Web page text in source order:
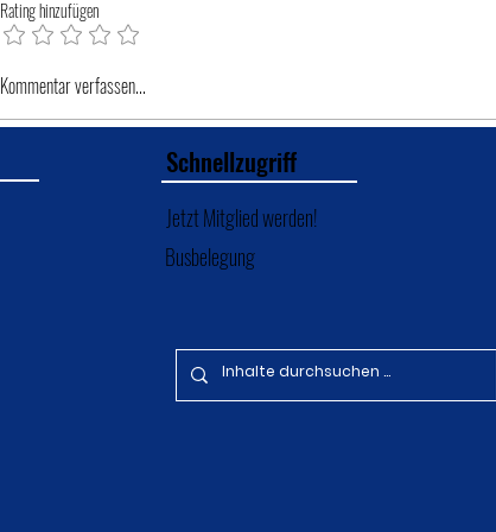
Volksfestturnier 2026
Rating hinzufügen
Kommentar verfassen...
Schnellzugriff
Jetzt Mitglied werden!
Busbelegung